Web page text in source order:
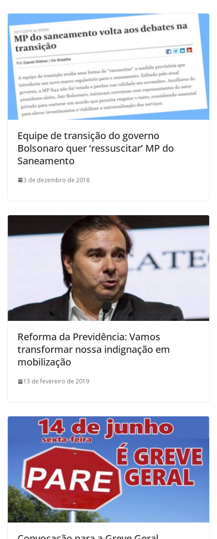
Equipe de transição do governo
Bolsonaro quer ‘ressuscitar’ MP do
Saneamento
3 de dezembro de 2018
Reforma da Previdência: Vamos
transformar nossa indignação em
mobilização
13 de fevereiro de 2019